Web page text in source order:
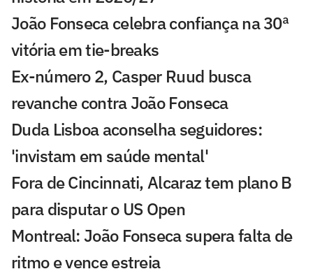
João Fonseca celebra confiança na 30ª
vitória em tie-breaks
Ex-número 2, Casper Ruud busca
revanche contra João Fonseca
Duda Lisboa aconselha seguidores:
'invistam em saúde mental'
Fora de Cincinnati, Alcaraz tem plano B
para disputar o US Open
Montreal: João Fonseca supera falta de
ritmo e vence estreia